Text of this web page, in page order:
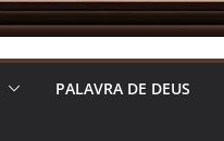
PALAVRA DE DEUS